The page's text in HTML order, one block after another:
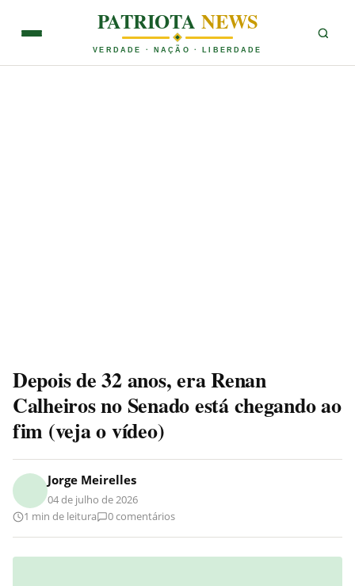
PATRIOTANEWS
VERDADE · NAÇÃO · LIBERDADE
Depois de 32 anos, era Renan
Calheiros no Senado está chegando ao
fim (veja o vídeo)
Jorge Meirelles
04 de julho de 2026
1 min de leitura
0 comentários